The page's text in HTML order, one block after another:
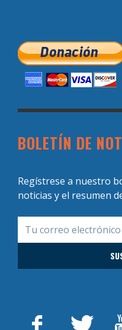
BOLETÍN DE
Regístrese a nuestro
noticias y el resumen